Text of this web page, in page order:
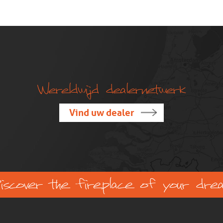
Wereldwijd dealernetwerk
Vind uw dealer
the fireplace of your